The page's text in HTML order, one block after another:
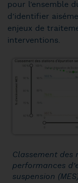
pour l’ensemble
d’identifier
enjeux de
interventions.
Classement des
performances
suspension